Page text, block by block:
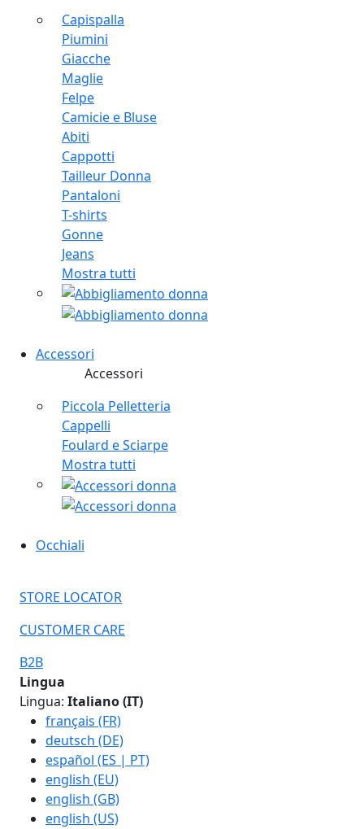
Capispalla
Piumini
Giacche
Maglie
Felpe
Camicie e Bluse
Abiti
Cappotti
Tailleur Donna
Pantaloni
T-shirts
Gonne
Jeans
Mostra tutti
Accessori
Accessori
Piccola Pelletteria
Cappelli
Foulard e Sciarpe
Mostra tutti
Occhiali
STORE LOCATOR
CUSTOMER CARE
B2B
Lingua
Lingua: Italiano (IT)
français (FR)
deutsch (DE)
español (ES | PT)
english (EU)
english (GB)
english (US)